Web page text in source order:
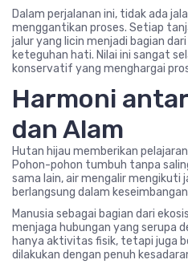
Dalam perjalanan ini, tidak ada
menggantikan proses. Setiap
jalur yang licin menjadi bagian
keteguhan hati. Nilai ini sangat
konservatif yang menghargai
Harmoni
dan Alam
Hutan hijau memberikan
Pohon-pohon tumbuh tanpa
sama lain, air mengalir mengikuti
berlangsung dalam
Manusia sebagai bagian dari
menjaga hubungan yang serupa
hanya aktivitas fisik, tetapi juga
dilakukan dengan penuh